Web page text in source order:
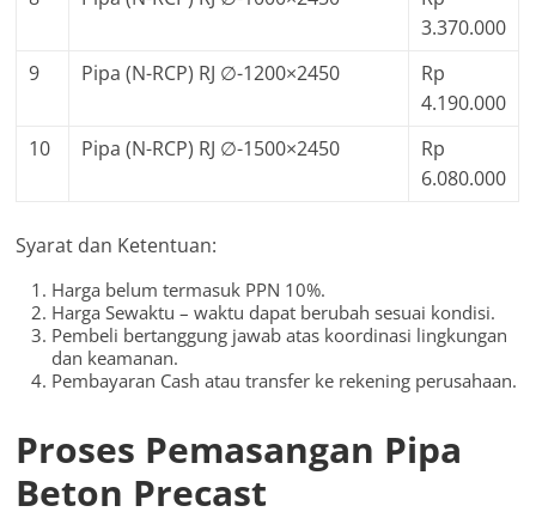
3.370.000
9
Pipa (N-RCP) RJ ∅-1200×2450
Rp
4.190.000
10
Pipa (N-RCP) RJ ∅-1500×2450
Rp
6.080.000
Syarat dan Ketentuan:
Harga belum termasuk PPN 10%.
Harga Sewaktu – waktu dapat berubah sesuai kondisi.
Pembeli bertanggung jawab atas koordinasi lingkungan
dan keamanan.
Pembayaran Cash atau transfer ke rekening perusahaan.
Proses Pemasangan Pipa
Beton Precast